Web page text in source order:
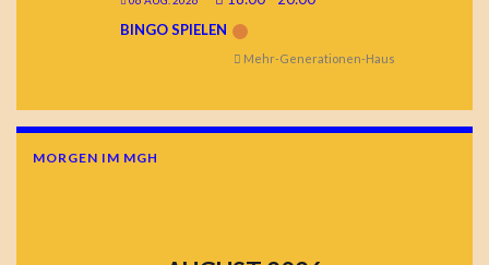
BINGO SPIELEN
Mehr-Generationen-Haus
MORGEN IM MGH